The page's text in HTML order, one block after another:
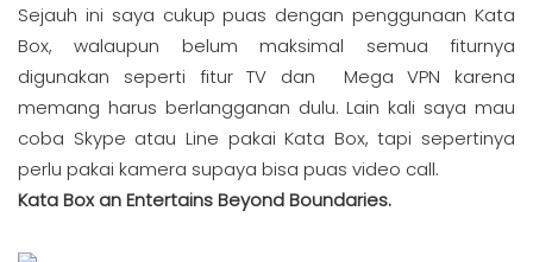
Sejauh ini saya cukup puas dengan penggunaan Kata
Box, walaupun belum maksimal semua fiturnya
digunakan seperti fitur TV dan Mega VPN karena
memang harus berlangganan dulu. Lain kali saya mau
coba Skype atau Line pakai Kata Box, tapi sepertinya
perlu pakai kamera supaya bisa puas video call.
Kata Box an Entertains Beyond Boundaries.